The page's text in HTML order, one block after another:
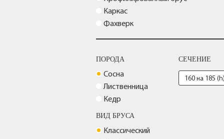
Каркас
Фахверк
ПОРОДА
Сосна
Лиственница
Кедр
СЕЧЕНИЕ
ВИД БРУСА
Классический